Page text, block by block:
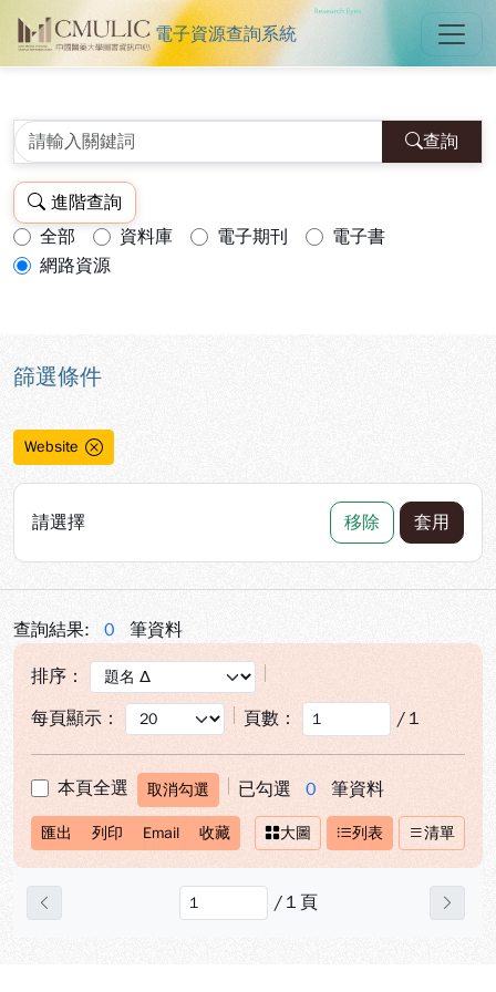
中國醫藥大學圖書館電子資源查
電子資源查詢系統
查詢
進階查詢
查詢模式：
全部 資料庫 電子期刊
電子書
網路資源
篩選條件
Website
請選擇 移除 套用
查詢結果: 0 筆資料
排序：
每頁顯示：
頁數： / 1
本頁全選 取消勾選 已勾選 0 筆資料
匯出 列印 Email 收藏 大圖 列表 清單
/ 1 頁